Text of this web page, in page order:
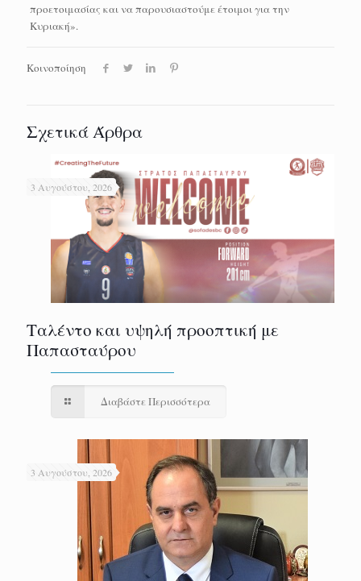
προετοιμασίας και να παρουσιαστούμε έτοιμοι για την
Κυριακή».
Κοινοποίηση
Σχετικά Άρθρα
3 Αυγούστου, 2026
Ταλέντο και υψηλή προοπτική με
Παπασταύρου
Διαβάστε Περισσότερα
3 Αυγούστου, 2026